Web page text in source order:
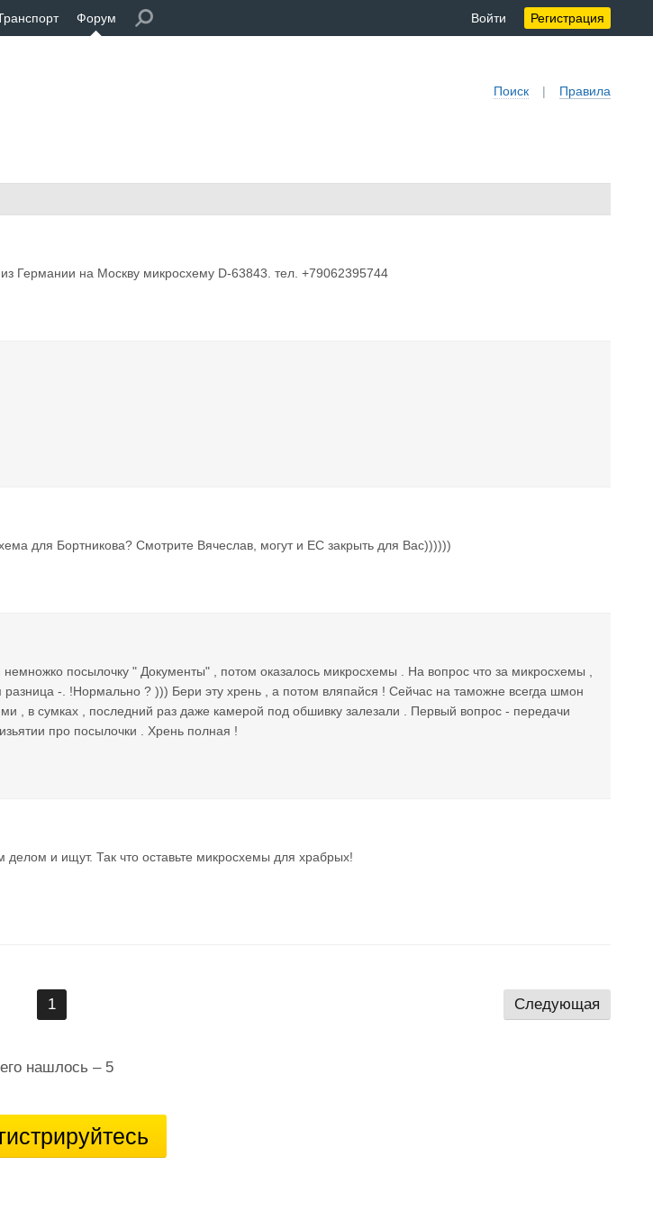
Форум Войти Регистрация
Поиск | Правила
Германии на Москву микросхему D-63843. тел. +79062395744
для Бортникова? Смотрите Вячеслав, могут и ЕС закрыть для Вас))))))
посылочку " Документы" , потом оказалось микросхемы . На вопрос что за микросхемы ,
разница -. !Нормально ? ))) Бери эту хрень , а потом вляпайся ! Сейчас на таможне всегда шмон
, в сумках , последний раз даже камерой под обшивку залезали . Первый вопрос - передачи
про посылочки . Хрень полная !
и ищут. Так что оставьте микросхемы для храбрых!
1 Следующая
нашлось – 5